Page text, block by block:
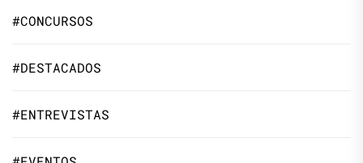
#CONCURSOS
#DESTACADOS
#ENTREVISTAS